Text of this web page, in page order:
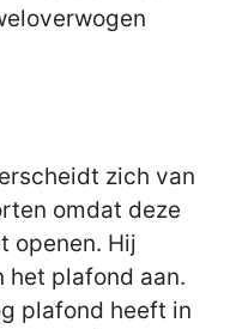
zich van
omdat deze
openen. Hij
het plafond aan.
plafond heeft in